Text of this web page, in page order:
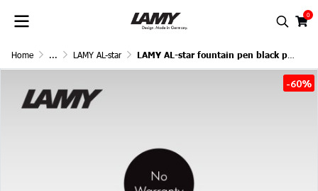
0
Home ... LAMY AL-star LAMY AL-star fountain pen black purple
-60%